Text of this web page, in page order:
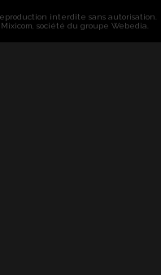
interdite sans autorisation.
société du groupe Webedia.